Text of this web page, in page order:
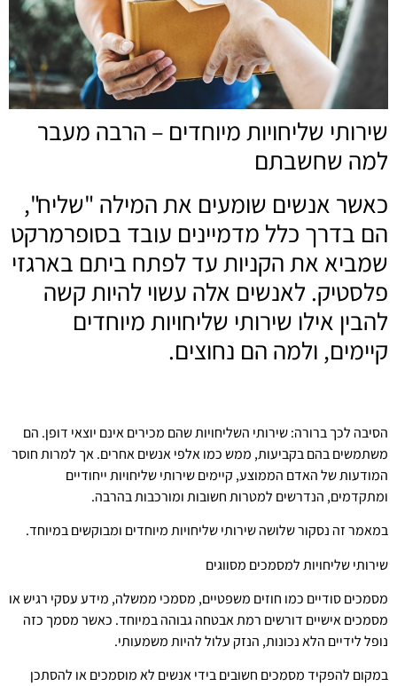
שירותי שליחויות מיוחדים – הרבה מעבר
למה שחשבתם
כאשר אנשים שומעים את המילה "שליח",
הם בדרך כלל מדמיינים עובד בסופרמרקט
שמביא את הקניות עד לפתח ביתם בארגזי
פלסטיק. לאנשים אלה עשוי להיות קשה
להבין אילו שירותי שליחויות מיוחדים
קיימים, ולמה הם נחוצים.
הסיבה לכך ברורה: שירותי השליחויות שהם מכירים אינם יוצאי דופן. הם
משתמשים בהם בקביעות, ממש כמו אלפי אנשים אחרים. אך למרות חוסר
המודעות של האדם הממוצע, קיימים שירותי שליחויות ייחודיים
ומתקדמים, הנדרשים למטרות חשובות ומורכבות בהרבה.
במאמר זה נסקור שלושה שירותי שליחויות מיוחדים ומבוקשים במיוחד.
שירותי שליחויות למסמכים מסווגים
מסמכים סודיים כמו חוזים משפטיים, מסמכי ממשלה, מידע עסקי רגיש או
מסמכים אישיים דורשים רמת אבטחה גבוהה במיוחד. כאשר מסמך כזה
נופל לידיים הלא נכונות, הנזק עלול להיות משמעותי.
במקום להפקיד מסמכים חשובים בידי אנשים לא מוסמכים או להסתכן